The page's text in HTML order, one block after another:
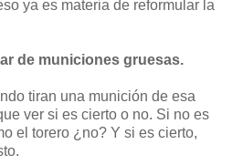
ya es materia de reformular la
de municiones gruesas.
tiran una munición de esa
ver si es cierto o no. Si no es
el torero ¿no? Y si es cierto,